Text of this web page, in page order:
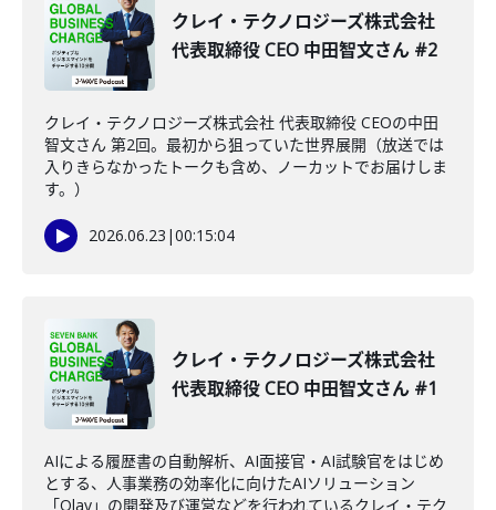
クレイ・テクノロジーズ株式会社
代表取締役 CEO 中田智文さん #2
クレイ・テクノロジーズ株式会社 代表取締役 CEOの中田
智文さん 第2回。最初から狙っていた世界展開（放送では
入りきらなかったトークも含め、ノーカットでお届けしま
す。）
2026.06.23 |00:15:04
クレイ・テクノロジーズ株式会社
代表取締役 CEO 中田智文さん #1
AIによる履歴書の自動解析、AI面接官・AI試験官をはじめ
とする、人事業務の効率化に向けたAIソリューション
「Qlay」の開発及び運営などを行われているクレイ・テク